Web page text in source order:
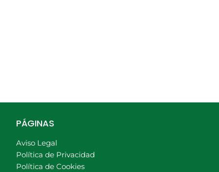
PÁGINAS
Aviso Legal
Política de Privacidad
Política de Cookies